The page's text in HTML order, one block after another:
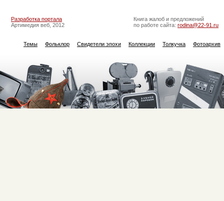
Разработка портала
Артимедия веб, 2012
Книга жалоб и предложений
по работе сайта: rodina@22-91.ru
Темы Фольклор Свидетели эпохи Коллекции Толкучка Фотоархив